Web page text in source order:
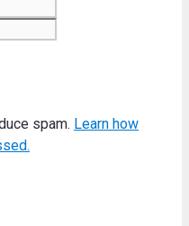
spam. Learn how